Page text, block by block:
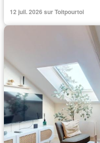
12 juil. 2026 sur Toitpourtoi